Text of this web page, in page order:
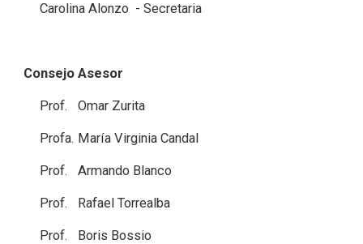
Carolina Alonzo - Secretaria
Consejo Asesor
Prof. Omar Zurita
Profa. María Virginia Candal
Prof. Armando Blanco
Prof. Rafael Torrealba
Prof. Boris Bossio